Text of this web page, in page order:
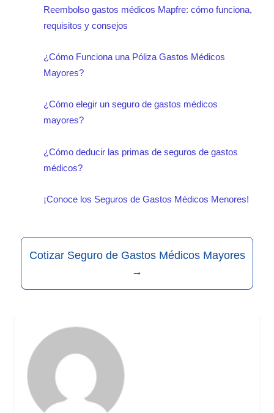
Reembolso gastos médicos Mapfre: cómo funciona,
requisitos y consejos
¿Cómo Funciona una Póliza Gastos Médicos
Mayores?
¿Cómo elegir un seguro de gastos médicos
mayores?
¿Cómo deducir las primas de seguros de gastos
médicos?
¡Conoce los Seguros de Gastos Médicos Menores!
Cotizar Seguro de Gastos Médicos Mayores
→